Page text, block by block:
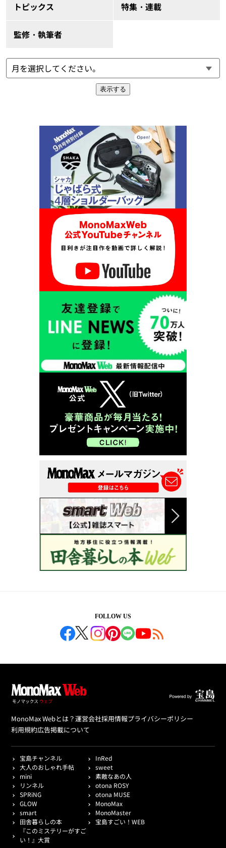
トピックス 特集・連載
監修・執筆者
表示する
FOLLOW US
MonoMax Webとは？運営会社採用情報プライバシーポリシー
利用規約広告掲載について
宝島チャンネル
InRed
大人のおしゃれ手帖
sweet
mini
素敵なあの人
リンネル
otona ROSY
SPRiNG
otona MUSE
GLOW
MonoMax
smart
MonoMaster
田舎暮らしの本
宝島すごい！WEB
『このミステリーがすご
い！』大賞